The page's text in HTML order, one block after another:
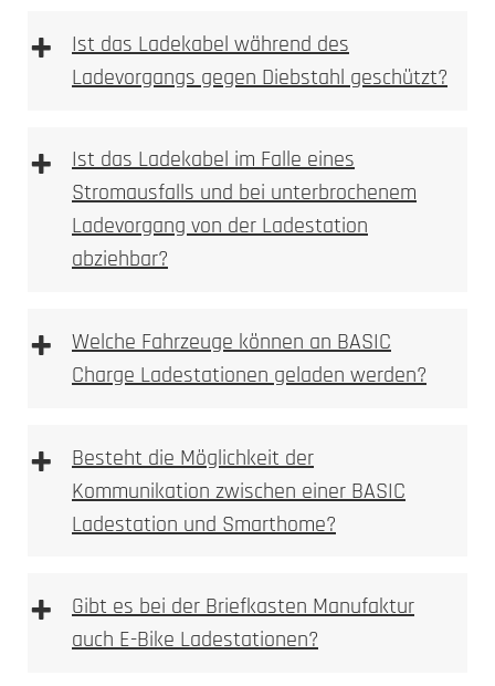
+
Ist das Ladekabel während des
Ladevorgangs gegen Diebstahl geschützt?
+
Ist das Ladekabel im Falle eines
Stromausfalls und bei unterbrochenem
Ladevorgang von der Ladestation
abziehbar?
+
Welche Fahrzeuge können an BASIC
Charge Ladestationen geladen werden?
+
Besteht die Möglichkeit der
Kommunikation zwischen einer BASIC
Ladestation und Smarthome?
+
Gibt es bei der Briefkasten Manufaktur
auch E-Bike Ladestationen?